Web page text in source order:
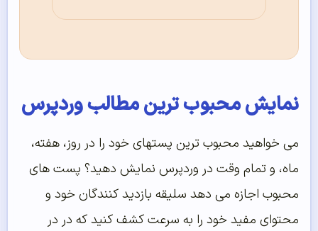
نمایش محبوب ترین مطالب وردپرس
می خواهید محبوب ترین پستهای خود را در روز، هفته،
ماه، و تمام وقت در وردپرس نمایش دهید؟ پست های
محبوب اجازه می دهد سلیقه بازدید کنندگان خود و
محتوای مفید خود را به سرعت کشف کنید که در در